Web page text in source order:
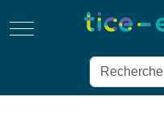
Mobile Menu Toggle
Rechercher